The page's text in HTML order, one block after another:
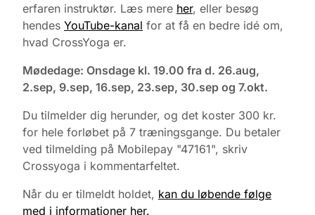
erfaren instruktør. Læs mere her, eller besøg
hendes YouTube-kanal for at få en bedre idé om,
hvad CrossYoga er.
Mødedage: Onsdage kl. 19.00 fra d. 26.aug,
2.sep, 9.sep, 16.sep, 23.sep, 30.sep og 7.okt.
Du tilmelder dig herunder, og det koster 300 kr.
for hele forløbet på 7 træningsgange. Du betaler
ved tilmelding på Mobilepay "47161", skriv
Crossyoga i kommentarfeltet.
Når du er tilmeldt holdet, kan du løbende følge
med i informationer her.